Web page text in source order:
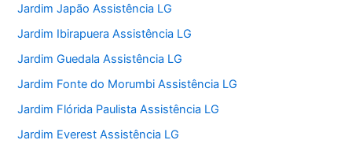
Jardim Japão Assistência LG
Jardim Ibirapuera Assistência LG
Jardim Guedala Assistência LG
Jardim Fonte do Morumbi Assistência LG
Jardim Flórida Paulista Assistência LG
Jardim Everest Assistência LG